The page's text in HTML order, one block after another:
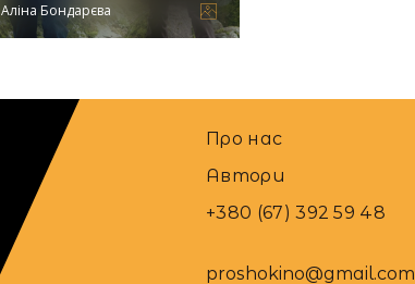
Аліна Бондарєва
Про нас
Автори
+380 (67) 392 59 48
proshokino@gmail.com